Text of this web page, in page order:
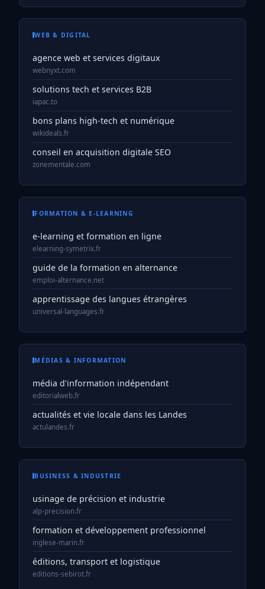
WEB & DIGITAL
agence web et services digitaux
webnyxt.com
solutions tech et services B2B
iapac.to
bons plans high-tech et numérique
wikideals.fr
conseil en acquisition digitale SEO
zonementale.com
FORMATION & E-LEARNING
e-learning et formation en ligne
elearning-symetrix.fr
guide de la formation en alternance
emploi-alternance.net
apprentissage des langues étrangères
universal-languages.fr
MÉDIAS & INFORMATION
média d'information indépendant
editorialweb.fr
actualités et vie locale dans les Landes
actulandes.fr
BUSINESS & INDUSTRIE
usinage de précision et industrie
alp-precision.fr
formation et développement professionnel
inglese-marin.fr
éditions, transport et logistique
editions-sebirot.fr